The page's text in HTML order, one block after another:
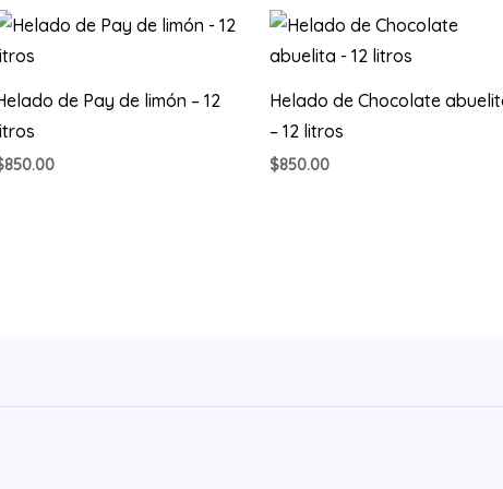
de Pay de limón – 12
850.00
Helado de Chocolate
– 12 litros
$850.00